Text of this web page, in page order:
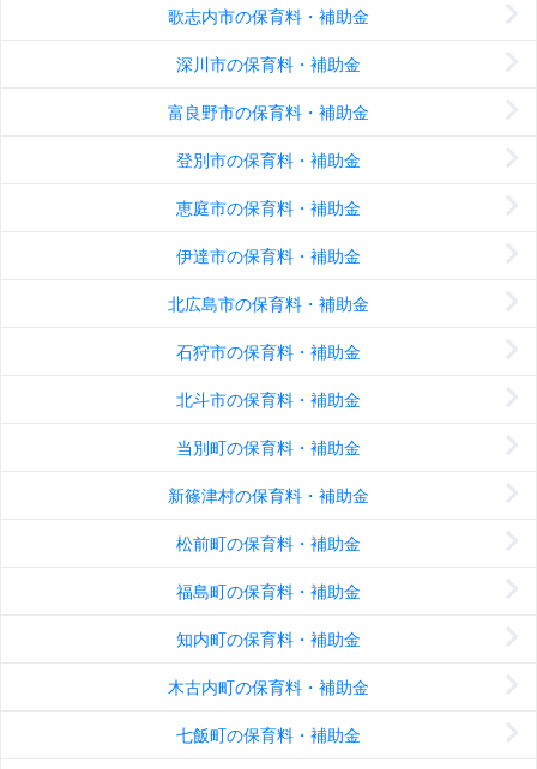
歌志内市の保育料・補助金
深川市の保育料・補助金
富良野市の保育料・補助金
登別市の保育料・補助金
恵庭市の保育料・補助金
伊達市の保育料・補助金
北広島市の保育料・補助金
石狩市の保育料・補助金
北斗市の保育料・補助金
当別町の保育料・補助金
新篠津村の保育料・補助金
松前町の保育料・補助金
福島町の保育料・補助金
知内町の保育料・補助金
木古内町の保育料・補助金
七飯町の保育料・補助金